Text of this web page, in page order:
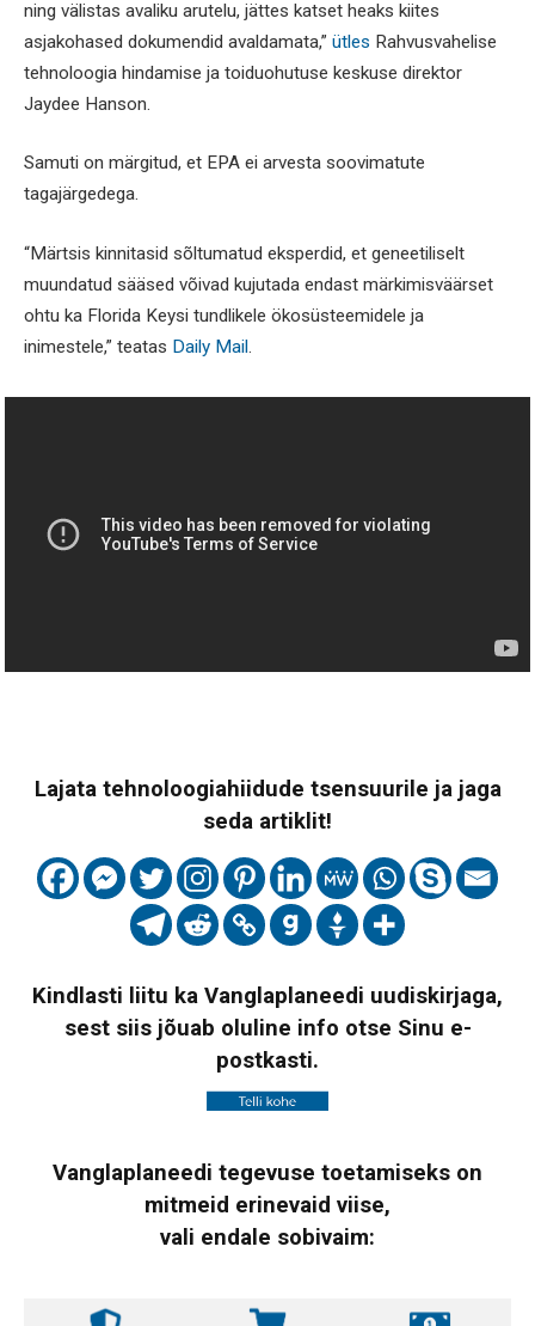
ning välistas avaliku arutelu, jättes katset heaks kiites
asjakohased dokumendid avaldamata,” ütles Rahvusvahelise
tehnoloogia hindamise ja toiduohutuse keskuse direktor
Jaydee Hanson.
Samuti on märgitud, et EPA ei arvesta soovimatute
tagajärgedega.
“Märtsis kinnitasid sõltumatud eksperdid, et geneetiliselt
muundatud sääsed võivad kujutada endast märkimisväärset
ohtu ka Florida Keysi tundlikele ökosüsteemidele ja
inimestele,” teatas Daily Mail.
Lajata tehnoloogiahiidude tsensuurile ja jaga
seda artiklit!
Kindlasti liitu ka Vanglaplaneedi uudiskirjaga,
sest siis jõuab oluline info otse Sinu e-
postkasti.
Vanglaplaneedi tegevuse toetamiseks on
mitmeid erinevaid viise,
vali endale sobivaim: